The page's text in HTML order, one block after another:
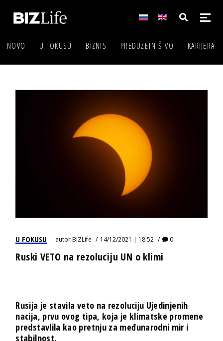
NOVO U FOKUSU BIZNIS PREDUZETNIŠTVO KARIJERA
U FOKUSU autorBIZLife 14/12/2021 | 18:52 0
Ruski VETO na rezoluciju UN o klimi
Rusija je stavila veto na rezoluciju Ujedinjenih
nacija, prvu ovog tipa, koja je klimatske promene
predstavlila kao pretnju za međunarodni mir i
stabilnost.